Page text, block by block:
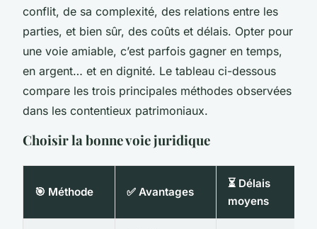
conflit, de sa complexité, des relations entre les
parties, et bien sûr, des coûts et délais. Opter pour
une voie amiable, c’est parfois gagner en temps,
en argent… et en dignité. Le tableau ci-dessous
compare les trois principales méthodes observées
dans les contentieux patrimoniaux.
Choisir la bonne voie juridique
🎯 Méthode ✅ Avantages
⏳ Délais
moyens